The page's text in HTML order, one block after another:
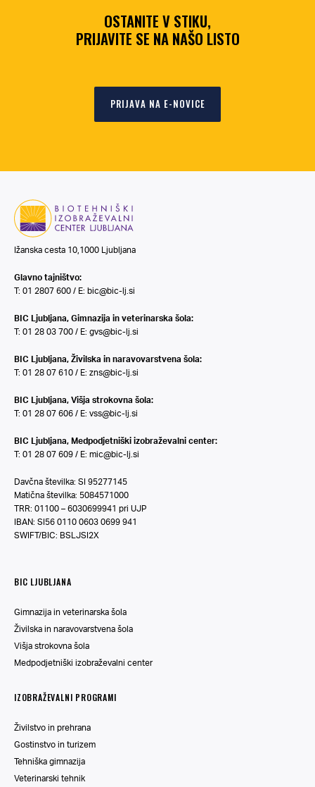
OSTANITE V STIKU,
PRIJAVITE SE NA NAŠO LISTO
PRIJAVA NA E-NOVICE
Ižanska cesta 10,1000 Ljubljana
Glavno tajništvo:
T: 01 2807 600 / E: bic@bic-lj.si
BIC Ljubljana, Gimnazija in veterinarska šola:
T: 01 28 03 700 / E: gvs@bic-lj.si
BIC Ljubljana, Živilska in naravovarstvena šola:
T: 01 28 07 610 / E: zns@bic-lj.si
BIC Ljubljana, Višja strokovna šola:
T: 01 28 07 606 / E: vss@bic-lj.si
BIC Ljubljana, Medpodjetniški izobraževalni center:
T: 01 28 07 609 / E: mic@bic-lj.si
Davčna številka: SI 95277145
Matična številka: 5084571000
TRR: 01100 – 6030699941 pri UJP
IBAN: SI56 0110 0603 0699 941
SWIFT/BIC: BSLJSI2X
BIC LJUBLJANA
Gimnazija in veterinarska šola
Živilska in naravovarstvena šola
Višja strokovna šola
Medpodjetniški izobraževalni center
IZOBRAŽEVALNI PROGRAMI
Živilstvo in prehrana
Gostinstvo in turizem
Tehniška gimnazija
Veterinarski tehnik